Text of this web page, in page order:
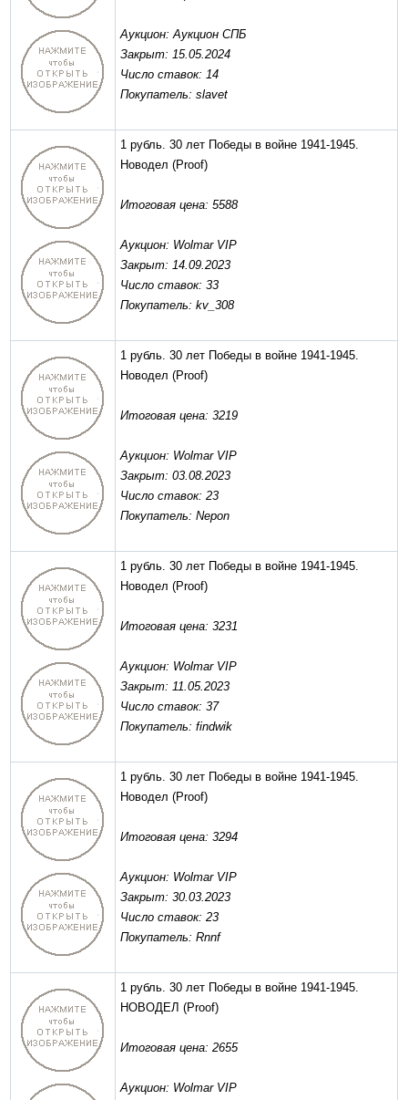
Аукцион: Аукцион СПБ
Закрыт: 15.05.2024
Число ставок: 14
Покупатель: slavet
1 рубль. 30 лет Победы в войне 1941-1945.
Новодел (Proof)
Итоговая цена: 5588
Аукцион: Wolmar VIP
Закрыт: 14.09.2023
Число ставок: 33
Покупатель: kv_308
1 рубль. 30 лет Победы в войне 1941-1945.
Новодел (Proof)
Итоговая цена: 3219
Аукцион: Wolmar VIP
Закрыт: 03.08.2023
Число ставок: 23
Покупатель: Nepon
1 рубль. 30 лет Победы в войне 1941-1945.
Новодел (Proof)
Итоговая цена: 3231
Аукцион: Wolmar VIP
Закрыт: 11.05.2023
Число ставок: 37
Покупатель: findwik
1 рубль. 30 лет Победы в войне 1941-1945.
Новодел (Proof)
Итоговая цена: 3294
Аукцион: Wolmar VIP
Закрыт: 30.03.2023
Число ставок: 23
Покупатель: Rnnf
1 рубль. 30 лет Победы в войне 1941-1945.
НОВОДЕЛ (Proof)
Итоговая цена: 2655
Аукцион: Wolmar VIP